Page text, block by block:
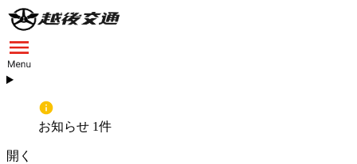
お知らせ 1件
開く